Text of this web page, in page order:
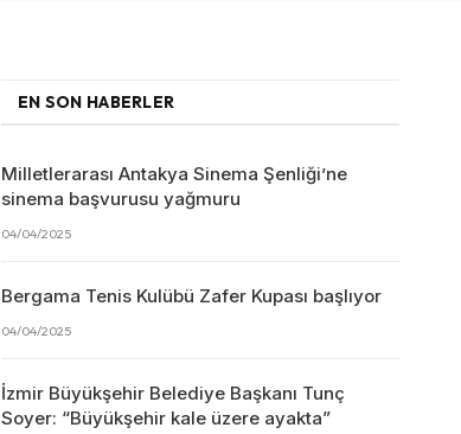
EN SON HABERLER
Milletlerarası Antakya Sinema Şenliği’ne
sinema başvurusu yağmuru
04/04/2025
Bergama Tenis Kulübü Zafer Kupası başlıyor
04/04/2025
İzmir Büyükşehir Belediye Başkanı Tunç
Soyer: “Büyükşehir kale üzere ayakta”